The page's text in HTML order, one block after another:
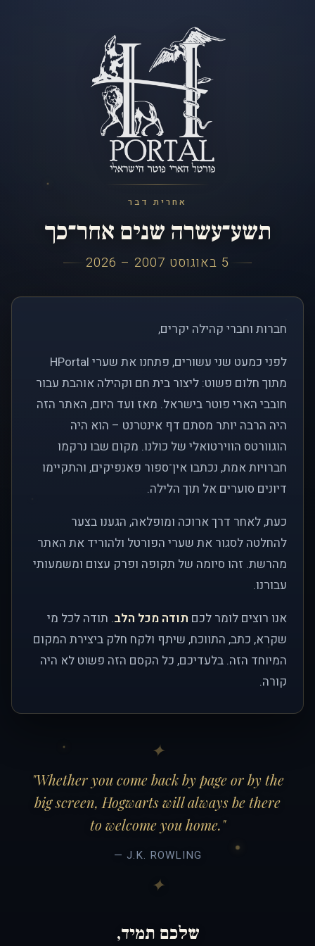
אחרית דבר
תשע־עשרה שנים אחר־כך
5 באוגוסט 2007 – 2026
חברות וחברי קהילה יקרים,
לפני כמעט שני עשורים, פתחנו את שערי HPortal
מתוך חלום פשוט: ליצור בית חם וקהילה אוהבת עבור
חובבי הארי פוטר בישראל. מאז ועד היום, האתר הזה
היה הרבה יותר מסתם דף אינטרנט – הוא היה
הוגוורטס הווירטואלי של כולנו. מקום שבו נרקמו
חברויות אמת, נכתבו אין־ספור פאנפיקים, והתקיימו
דיונים סוערים אל תוך הלילה.
כעת, לאחר דרך ארוכה ומופלאה, הגענו בצער
להחלטה לסגור את שערי הפורטל ולהוריד את האתר
מהרשת. זהו סיומה של תקופה ופרק עצום ומשמעותי
עבורנו.
אנו רוצים לומר לכם תודה מכל הלב. תודה לכל מי
שקרא, כתב, התווכח, שיתף ולקח חלק ביצירת המקום
המיוחד הזה. בלעדיכם, כל הקסם הזה פשוט לא היה
קורה.
"Whether you come back by page or by the
big screen, Hogwarts will always be there
to welcome you home."
— J.K. ROWLING
שלכם תמיד,